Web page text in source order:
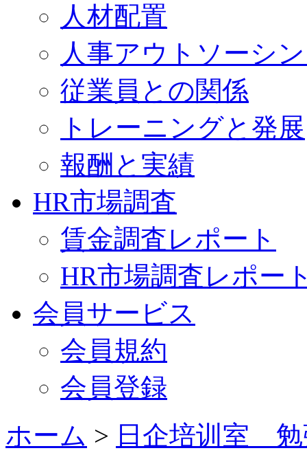
人材配置
人事アウトソーシ
従業員との関係
トレーニングと発展
報酬と実績
HR市場調査
賃金調査レポート
HR市場調査レポー
会員サービス
会員規約
会員登録
ホーム > 日企培训室 勉